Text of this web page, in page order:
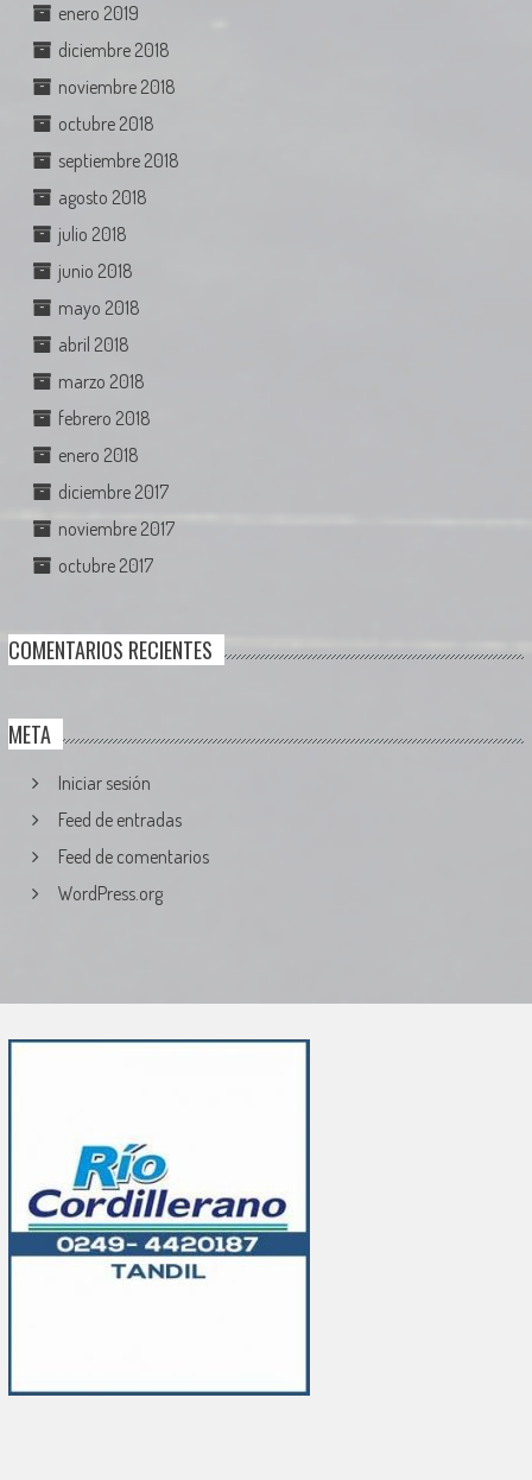
enero 2019
diciembre 2018
noviembre 2018
octubre 2018
septiembre 2018
agosto 2018
julio 2018
junio 2018
mayo 2018
abril 2018
marzo 2018
febrero 2018
enero 2018
diciembre 2017
noviembre 2017
octubre 2017
COMENTARIOS RECIENTES
META
Iniciar sesión
Feed de entradas
Feed de comentarios
WordPress.org